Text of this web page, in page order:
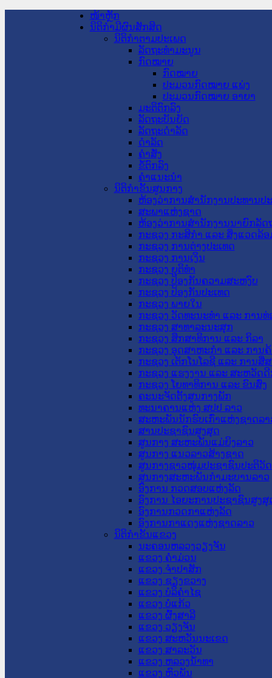
ໜ້າຫຼັກ
ນິຕິກໍາມີຜົນສັກສິດ
ນິຕິກໍາຕາມປະເພດ
ລັດຖະທໍາມະນູນ
ກົດໝາຍ
ກົດໝາຍ
ປະມວນກົດໝາຍ ແພ່ງ
ປະມວນກົດໝາຍ ອາຍາ
ມະຕິຕົກລົງ
ລັດຖະບັນຍັດ
ລັດຖະດໍາລັດ
ດໍາລັດ
ຄໍາສັ່ງ
ຂໍ້ຕົກລົງ
ຄໍາແນະນໍາ
ນິຕິກໍາຂັ້ນສູນກາງ
ຫ້ອງວ່າການສໍານັກງານປະທານປ
ສະພາແຫ່ງຊາດ
ຫ້ອງວ່າການສຳນັກງານນາຍົກລັດ
ກະຊວງ ກະສິກຳ ແລະ ສິ່ງແວດລ້ອ
ກະຊວງ ການຕ່າງປະເທດ
ກະຊວງ ການເງິນ
ກະຊວງ ຍຸຕິທໍາ
ກະຊວງ ປ້ອງກັນຄວາມສະຫງົບ
ກະຊວງ ປ້ອງກັນປະເທດ
ກະຊວງ ພາຍໃນ
ກະຊວງ ວັດທະນະທຳ ແລະ ການທ່
ກະຊວງ ສາທາລະນະສຸກ
ກະຊວງ ສຶກສາທິການ ແລະ ກິລາ
ກະຊວງ ອຸດສາຫະກຳ ແລະ ການຄ້
ກະຊວງ ເຕັກໂນໂລຊີ ແລະ ການສື່
ກະຊວງ ແຮງງານ ແລະ ສະຫວັດ
ກະຊວງ ໂຍທາທິການ ແລະ ຂົນສົ່ງ
ຄະນະຈັດຕັ້ງສູນກາງພັກ
ທະນາຄານແຫ່ງ ສປປ ລາວ
ສະຫະພັນນັກຮົບເກົ່າແຫ່ງຊາດລາ
ສານປະຊາຊົນສູງສຸດ
ສູນກາງ ສະຫະພັນແມ່ຍິງລາວ
ສູນກາງ ແນວລາວສ້າງຊາດ
ສູນກາງຊາວໜຸ່ມປະຊາຊົນປະຕິວັ
ສູນກາງສະຫະພັນກຳມະບານລາວ
ອົງການ ກວດສອບແຫ່ງລັດ
ອົງການ ໄອຍະການປະຊາຊົນສູງສຸ
ອົງການກວດກາແຫ່ງລັດ
ອົງການກາແດງແຫ່ງຊາດລາວ
ນິຕິກໍາຂັ້ນແຂວງ
ນະ​ຄອນ​ຫລວງວຽງຈັນ
ແຂວງ ຄໍາມ່ວນ
ແຂວງ ຈໍາປາສັກ
ແຂວງ ຊຽງຂວາງ
ແຂວງ ບໍລິຄໍາໄຊ
ແຂວງ ບໍ່ແກ້ວ
ແຂວງ ຜົ້ງສາລີ
ແຂວງ ວຽງຈັນ
ແຂວງ ສະຫວັນນະເຂດ
ແຂວງ ສາລະວັນ
ແຂວງ ຫລວງນໍ້າທາ
ແຂວງ ຫົວພັນ